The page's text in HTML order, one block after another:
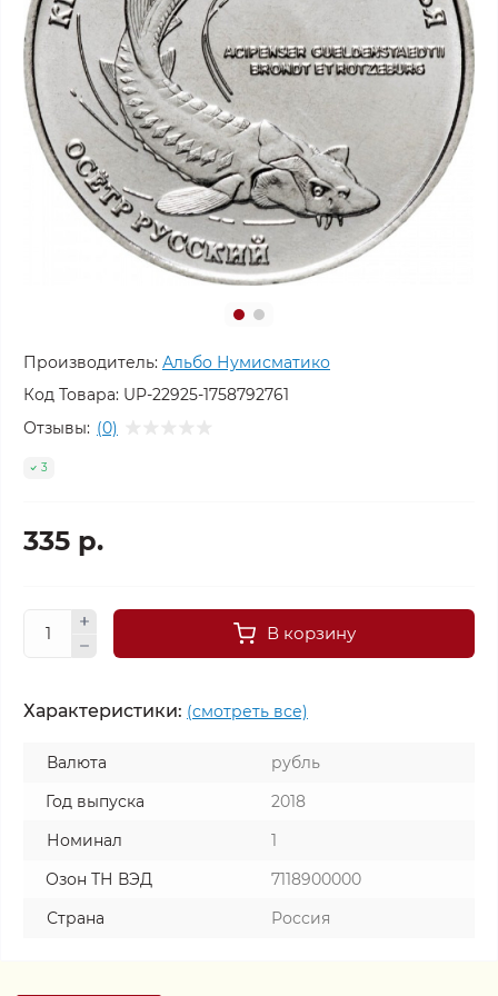
Производитель: Альбо Нумисматико
Код Товара: UP-22925-1758792761
Отзывы: (0)
3
335 р.
В корзину
Характеристики: (смотреть все)
Валюта
рубль
Год выпуска
2018
Номинал
1
Озон ТН ВЭД
7118900000
Страна
Россия